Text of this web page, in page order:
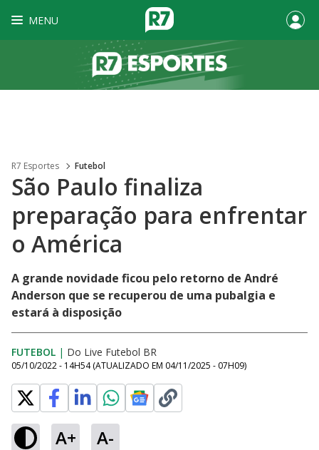
MENU
R7 Esportes Futebol
São Paulo finaliza
preparação para enfrentar
o América
A grande novidade ficou pelo retorno de André
Anderson que se recuperou de uma pubalgia e
estará à disposição
FUTEBOL | Do Live Futebol BR
05/10/2022 - 14H54 (ATUALIZADO EM 04/11/2025 - 07H09)
A+ A-